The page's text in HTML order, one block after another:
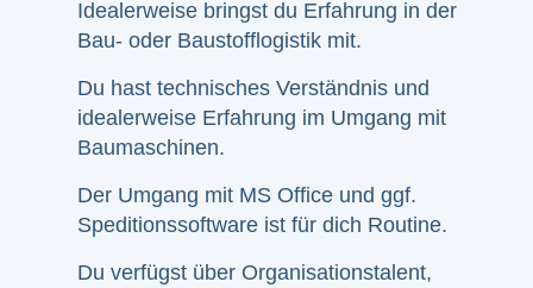
Idealerweise bringst du Erfahrung in der
Bau- oder Baustofflogistik mit.
Du hast technisches Verständnis und
idealerweise Erfahrung im Umgang mit
Baumaschinen.
Der Umgang mit MS Office und ggf.
Speditionssoftware ist für dich Routine.
Du verfügst über Organisationstalent,